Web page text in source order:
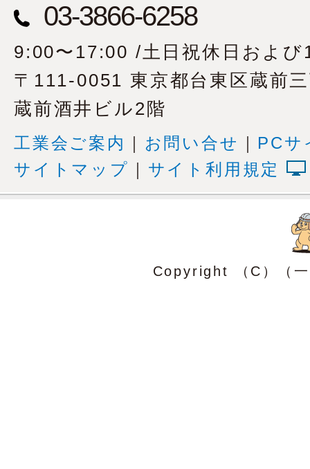
03-3866-6258
9:00〜17:00 /土日祝休日およ
〒111-0051 東京都台東区蔵前
蔵前酒井ビル2階
工業会ご案内 お問い合せ
PCサ
サイトマップ
サイト利用規定
Copyright （C）（